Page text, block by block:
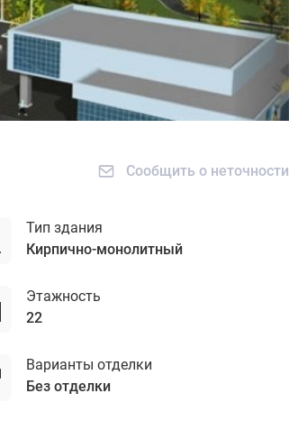
Сообщить о неточности
Тип здания
кирпично-монолитный
Этажность
22
Варианты отделки
без отделки